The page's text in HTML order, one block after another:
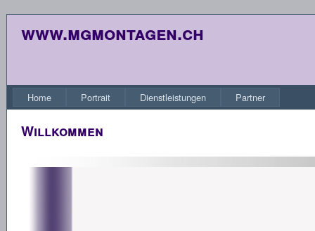
www.mgmontagen.ch
Home Portrait Dienstleistungen Partner
Willkommen